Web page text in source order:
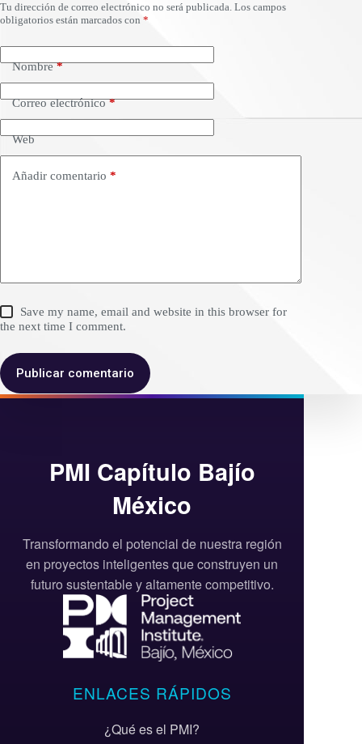
Tu dirección de correo electrónico no será publicada. Los campos
obligatorios están marcados con *
Nombre*
Correo electrónico*
Web
Añadir comentario *
Save my name, email and website in this browser for
the next time I comment.
Publicar comentario
PMI Capítulo Bajío
México
Transformando el potencial de nuestra región
en proyectos inteligentes que construyen un
futuro sustentable y altamente competitivo.
ENLACES RÁPIDOS
¿Qué es el PMI?